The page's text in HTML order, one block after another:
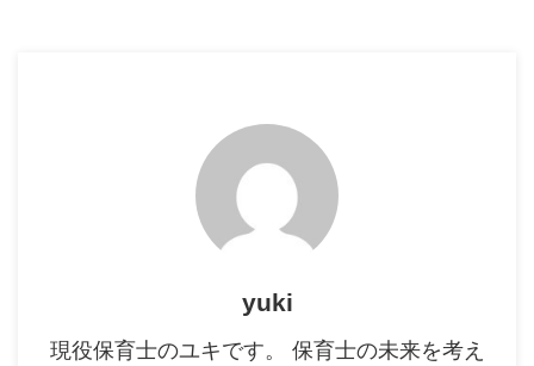
yuki
現役保育士のユキです。 保育士の未来を考え